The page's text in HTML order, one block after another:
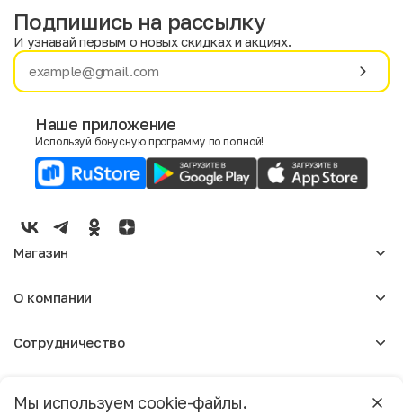
Имя
E-mail
Мужской
Женский
Мы используем cookie-файлы.
Москва
Подпишись на рассылку
И узнавай первым о новых скидках и акциях.
Наше приложение
Используй бонусную программу по полной!
Магазин
Мужское
О компании
Отзывы
Магазины
Сотрудничество
Реклама